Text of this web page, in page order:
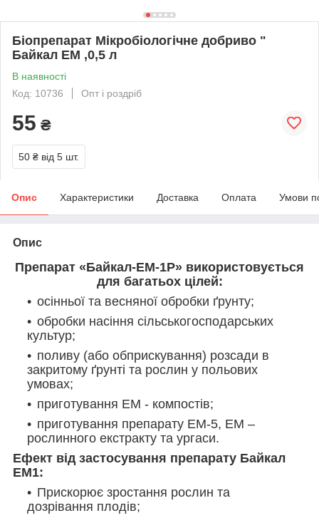
Біопрепарат Мікробіологічне добриво "
Байкал ЕМ ,0,5 л
В наявності
Код: 10736
Опт і роздріб
55 ₴
50 ₴ від 5 шт.
Опис Характеристики Доставка Оплата Умови
Опис
Препарат «Байкал-ЕМ-1Р» використовується
для багатьох цілей:
осінньої та весняної обробки ґрунту;
обробки насіння сільськогосподарських
культур;
поливу (або обприскування) розсади в
закритому ґрунті та рослин у польових
умовах;
приготування ЕМ - компостів;
приготування препарату ЕМ-5, ЕМ –
рослинного екстракту та ургаси.
Ефект від застосування препарату Байкал
ЕМ1:
Прискорює зростання рослин та
дозрівання плодів;